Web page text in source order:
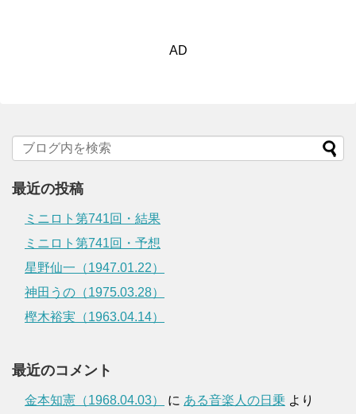
AD
最近の投稿
ミニロト第741回・結果
ミニロト第741回・予想
星野仙一（1947.01.22）
神田うの（1975.03.28）
樫木裕実（1963.04.14）
最近のコメント
金本知憲（1968.04.03） に ある音楽人の日乗 より